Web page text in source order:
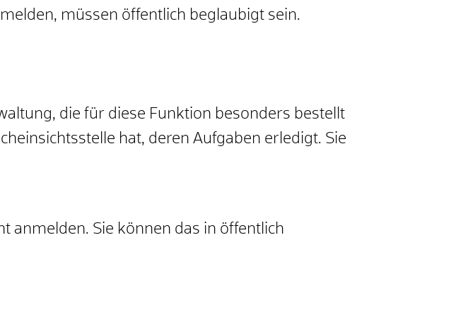
müssen öffentlich beglaubigt sein.
die für diese Funktion besonders bestellt
hat, deren Aufgaben erledigt. Sie
anmelden. Sie können das in öffentlich